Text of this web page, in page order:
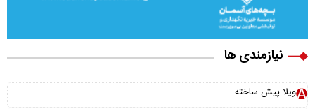
نیازمندی ها
ویلا پیش ساخته